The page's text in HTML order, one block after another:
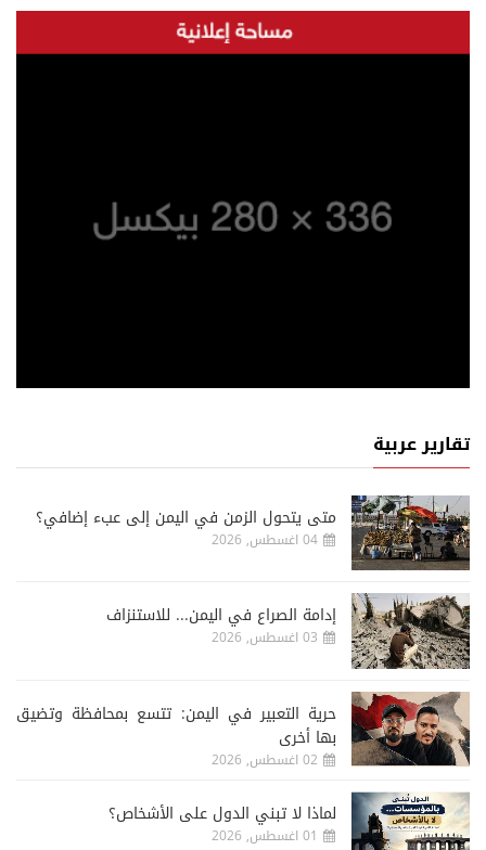
تقارير عربية
متى يتحول الزمن في اليمن إلى عبء إضافي؟
04 اغسطس, 2026
إدامة الصراع في اليمن... للاستنزاف
03 اغسطس, 2026
حرية التعبير في اليمن: تتسع بمحافظة وتضيق
بها أخرى
02 اغسطس, 2026
لماذا لا تبني الدول على الأشخاص؟
01 اغسطس, 2026